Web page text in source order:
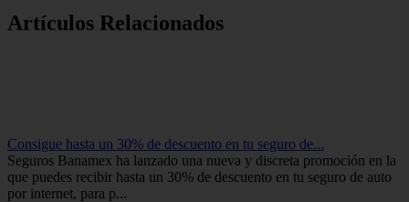
Artículos Relacionados
Consigue hasta un 30% de descuento en tu seguro de...
Seguros Banamex ha lanzado una nueva y discreta promoción en la
que puedes recibir hasta un 30% de descuento en tu seguro de auto
por internet, para p...